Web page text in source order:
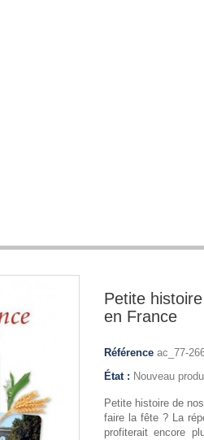
Petite
en France
Référence ac_77-
État : Nouveau
Petite histoire de
faire la fête ? La
profiterait encore